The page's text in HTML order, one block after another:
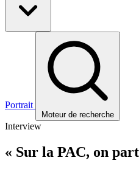
Portrait
Moteur de recherche
Interview
« Sur la PAC, on